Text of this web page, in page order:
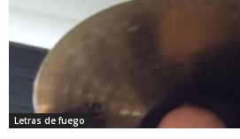
Letras de fuego